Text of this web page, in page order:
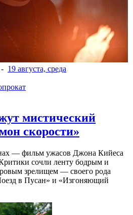
- 19 августа, среда
мистический
скорости»
— фильм ужасов Джона Кийеса
сочли ленту бодрым и
зрелищeм — своего рода
в Пусан» и «Изгоняющий